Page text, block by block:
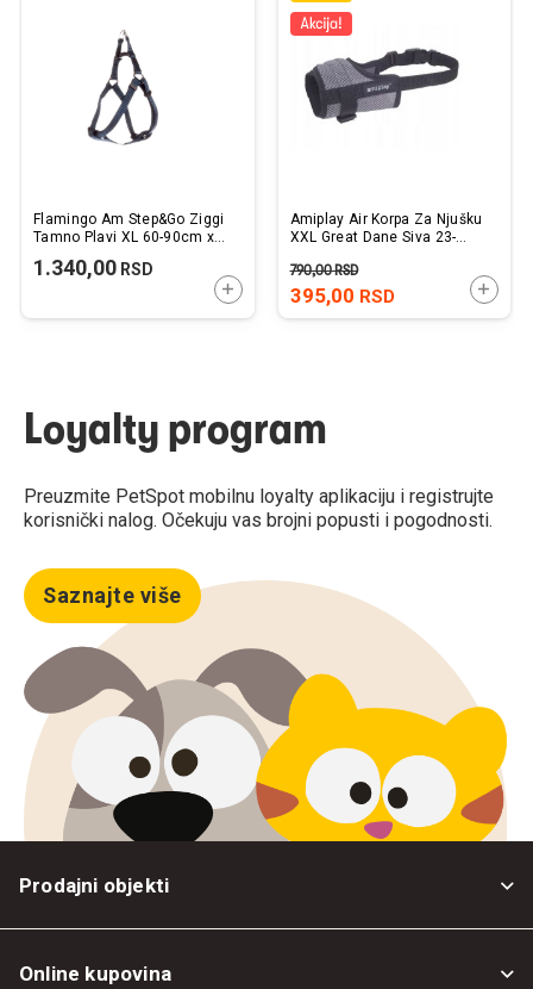
Flamingo Am Step&Go Ziggi
Tamno Plavi XL 60-90cm x
1.340,00 RSD
DODAJTE U KORPU
Amiplay Air Korpa Za Njušku
XXL Great Dane Siva 23-
395,00 RSD
790,00RSD
Loyalty program
Preuzmite PetSpot mobilnu loyalty aplikaciju i registrujte
korisnički nalog. Očekuju vas brojni popusti i pogodnosti.
Saznajte više
Prodajni objekti
Online kupovina